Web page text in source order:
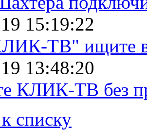
15:19:22
ТВ" ищите в
13:48:20
КЛИК-ТВ без
списку